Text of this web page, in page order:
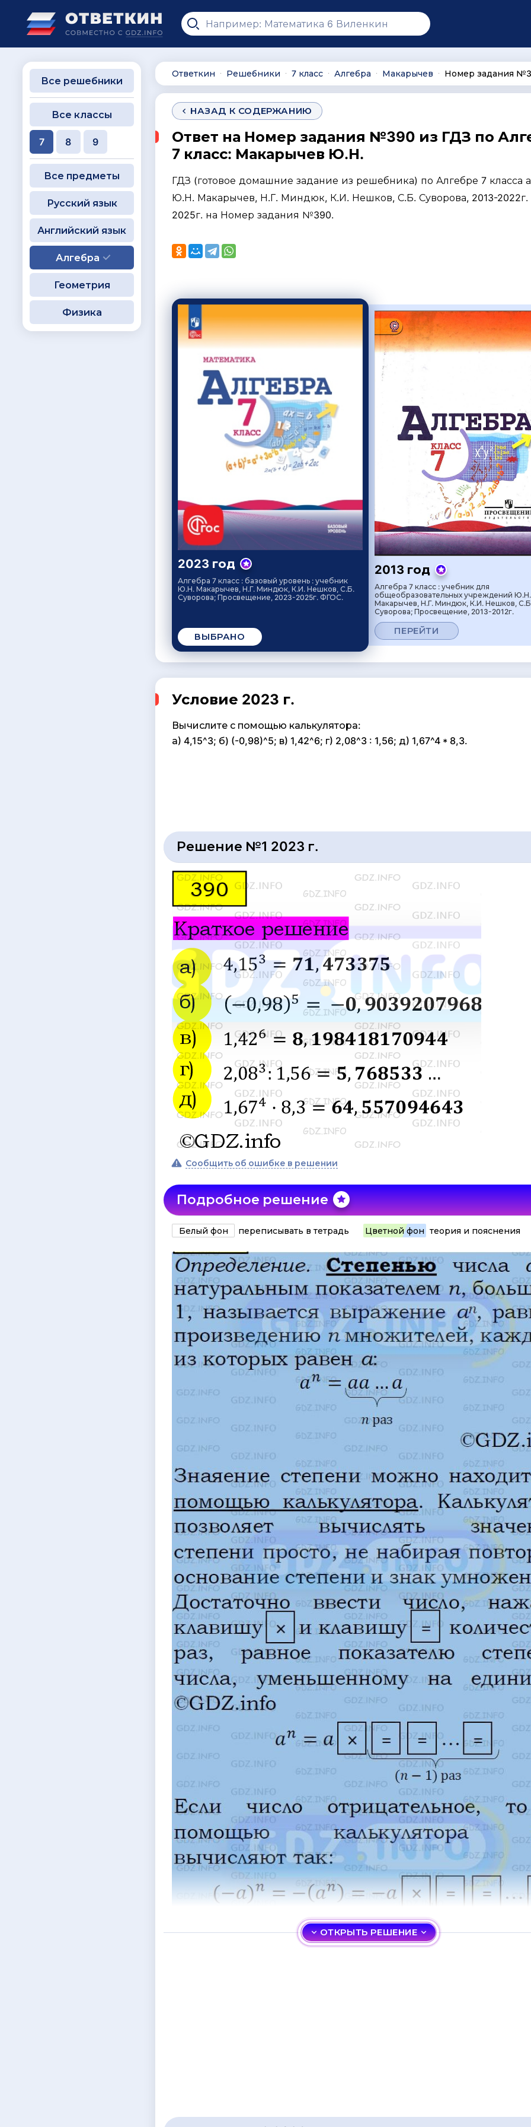
Ответкин ∙ Решебники ∙ 7 класс ∙ Алгебра ∙ Макарычев ∙ Номер задания
НАЗАД К СОДЕРЖАНИЮ
Ответ на Номер задания №390 из ГДЗ по
7 класс: Макарычев Ю.Н.
ГДЗ (готовое домашние задание из решебника) по Алгебре 7 класса
Ю.Н. Макарычев, Н.Г. Миндюк, К.И. Нешков, С.Б. Суворова, 2013-2022г.
2025г. на Номер задания №390.
2023 год
Алгебра 7 класс : базовый уровень : учебник
Ю.Н. Макарычев, Н.Г. Миндюк, К.И. Нешков, С.Б.
Суворова; Просвещение, 2023-2025г. ФГОС.
ВЫБРАНО
2013 год
Алгебра 7 класс : учебник для
общеобразовательных учреждений Ю.Н.
Макарычев, Н.Г. Миндюк, К.И. Нешков,
Суворова; Просвещение, 2013-2012г.
ПЕРЕЙТИ
Условие 2023 г.
Вычислите с помощью калькулятора:
а) 4,15^3; б) (-0,98)^5; в) 1,42^6; г) 2,08^3 : 1,56; д) 1,67^4 * 8,3.
Решение №1 2023 г.
Сообщить об ошибке в решении
Подробное решение
Белый фон переписывать в тетрадь Цветной фон теория и пояснения
ОТКРЫТЬ РЕШЕНИЕ
Все решебники
Все классы
7 8 9
Все предметы
Русский язык
Английский язык
Алгебра
Геометрия
Физика